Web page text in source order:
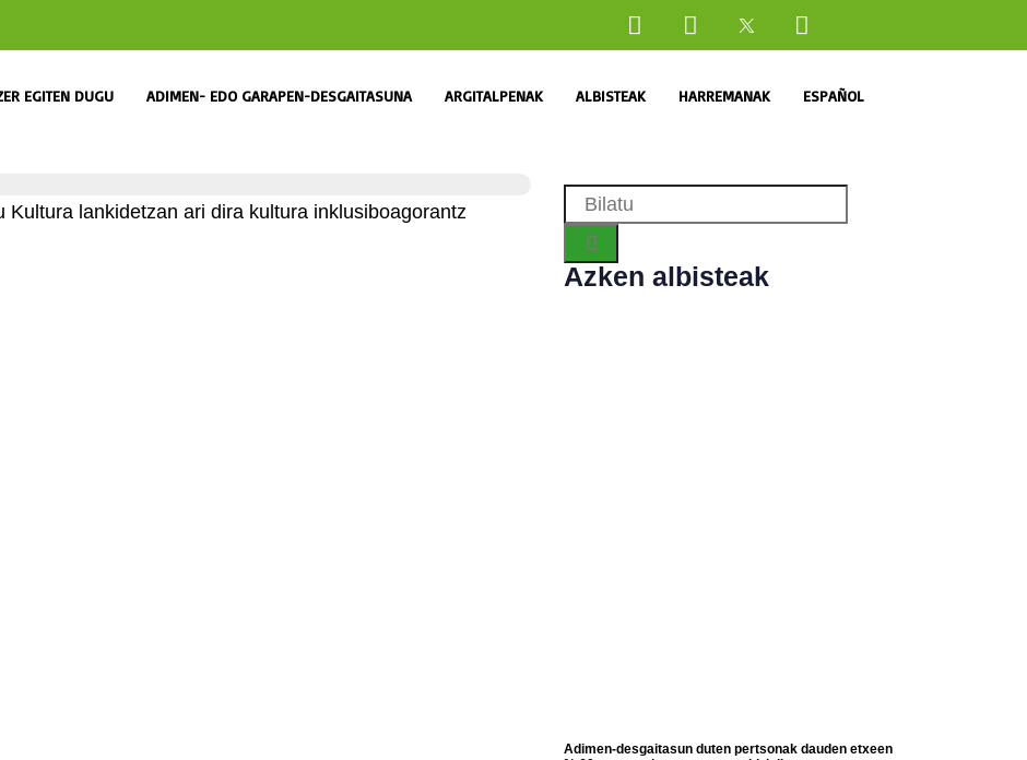
EGITEN DUGU ADIMEN- EDO GARAPEN-DESGAITASUNA ARGITALPENAK ALBISTEAK HARREMANAK ESPAÑOL
Kultura lankidetzan ari dira kultura inklusiboagorantz
Azken albisteak
Adimen-desgaitasun duten pertsonak dauden etxeen